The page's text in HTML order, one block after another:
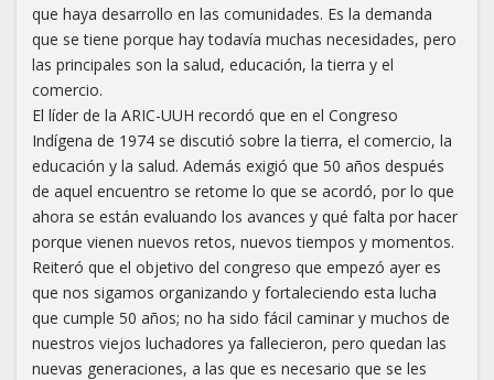
que haya desarrollo en las comunidades. Es la demanda
que se tiene porque hay todavía muchas necesidades, pero
las principales son la salud, educación, la tierra y el
comercio.
El líder de la ARIC-UUH recordó que en el Congreso
Indígena de 1974 se discutió sobre la tierra, el comercio, la
educación y la salud. Además exigió que 50 años después
de aquel encuentro se retome lo que se acordó, por lo que
ahora se están evaluando los avances y qué falta por hacer
porque vienen nuevos retos, nuevos tiempos y momentos.
Reiteró que el objetivo del congreso que empezó ayer es
que nos sigamos organizando y fortaleciendo esta lucha
que cumple 50 años; no ha sido fácil caminar y muchos de
nuestros viejos luchadores ya fallecieron, pero quedan las
nuevas generaciones, a las que es necesario que se les